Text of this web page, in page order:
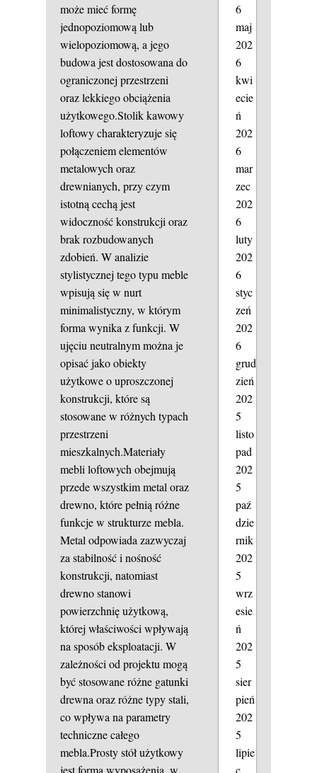
może mieć formę
jednopoziomową lub
wielopoziomową, a jego
budowa jest dostosowana do
ograniczonej przestrzeni
oraz lekkiego obciążenia
użytkowego.Stolik kawowy
loftowy charakteryzuje się
połączeniem elementów
metalowych oraz
drewnianych, przy czym
istotną cechą jest
widoczność konstrukcji oraz
brak rozbudowanych
zdobień. W analizie
stylistycznej tego typu meble
wpisują się w nurt
minimalistyczny, w którym
forma wynika z funkcji. W
ujęciu neutralnym można je
opisać jako obiekty
użytkowe o uproszczonej
konstrukcji, które są
stosowane w różnych typach
przestrzeni
mieszkalnych.Materiały
mebli loftowych obejmują
przede wszystkim metal oraz
drewno, które pełnią różne
funkcje w strukturze mebla.
Metal odpowiada zazwyczaj
za stabilność i nośność
konstrukcji, natomiast
drewno stanowi
powierzchnię użytkową,
której właściwości wpływają
na sposób eksploatacji. W
zależności od projektu mogą
być stosowane różne gatunki
drewna oraz różne typy stali,
co wpływa na parametry
techniczne całego
mebla.Prosty stół użytkowy
jest formą wyposażenia, w
6
maj
202
6
kwi
ecie
ń
202
6
mar
zec
202
6
luty
202
6
styc
zeń
202
6
grud
zień
202
5
listo
pad
202
5
paź
dzie
rnik
202
5
wrz
esie
ń
202
5
sier
pień
202
5
lipie
c